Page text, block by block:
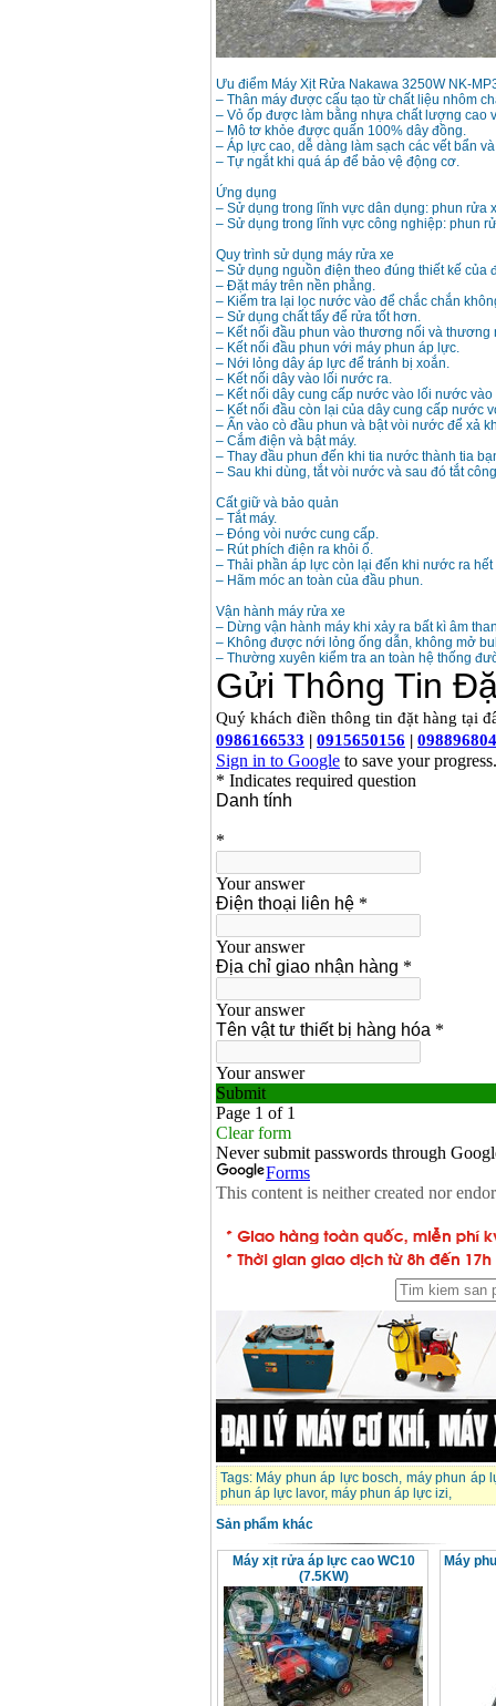
Ưu điểm Máy Xịt Rửa Nakawa 3250W NK-
– Thân máy được cấu tạo từ chất liệu nhôm
– Vỏ ốp được làm bằng nhựa chất lượng cao
– Mô tơ khỏe được quấn 100% dây đồng.
– Áp lực cao, dễ dàng làm sạch các vết bẩn
– Tự ngắt khi quá áp để bảo vệ động cơ.
Ứng dụng
– Sử dụng trong lĩnh vực dân dụng: phun rửa
– Sử dụng trong lĩnh vực công nghiệp: phun
Quy trình sử dụng máy rửa xe
– Sử dụng nguồn điện theo đúng thiết kế của
– Đặt máy trên nền phẳng.
– Kiểm tra lại lọc nước vào để chắc chắn
– Sử dụng chất tẩy để rửa tốt hơn.
– Kết nối đầu phun vào thương nối và thương
– Kết nối đầu phun với máy phun áp lực.
– Nới lỏng dây áp lực để tránh bị xoắn.
– Kết nối dây vào lối nước ra.
– Kết nối dây cung cấp nước vào lối nước vào
– Kết nối đầu còn lại của dây cung cấp nước
– Ấn vào cò đầu phun và bật vòi nước để xả
– Cắm điện và bật máy.
– Thay đầu phun đến khi tia nước thành tia
– Sau khi dùng, tắt vòi nước và sau đó tắt
Cất giữ và bảo quản
– Tắt máy.
– Đóng vòi nước cung cấp.
– Rút phích điện ra khỏi ổ.
– Thải phần áp lực còn lại đến khi nước ra
– Hãm móc an toàn của đầu phun.
Vận hành máy rửa xe
– Dừng vận hành máy khi xảy ra bất kì âm
– Không được nới lỏng ống dẫn, không mở
– Thường xuyên kiểm tra an toàn hệ thống
Tags: Máy phun áp lực bosch, máy phun áp
phun áp lực lavor, máy phun áp lực izi,
Sản phẩm khác
Máy xịt rửa áp lực cao WC10
(7.5KW)
Máy